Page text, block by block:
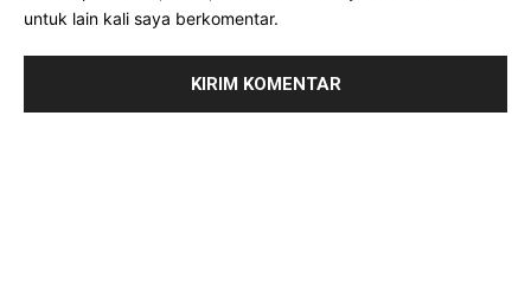
untuk lain kali saya berkomentar.